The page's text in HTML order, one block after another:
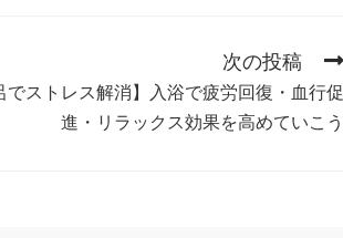
次の投稿
でストレス解消】入浴で疲労回復・血行促
進・リラックス効果を高めていこう